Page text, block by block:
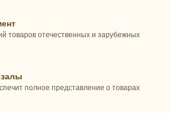
товаров отечественных и зарубежных
полное представление о товарах